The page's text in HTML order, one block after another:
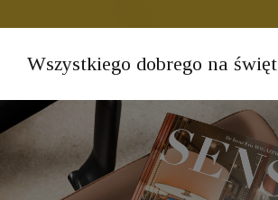
Wszystkiego dobrego na